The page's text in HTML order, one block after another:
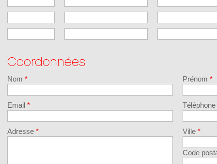
Coordonnées
Nom * Prénom *
Email * Téléphone
Adresse * Ville *
Code